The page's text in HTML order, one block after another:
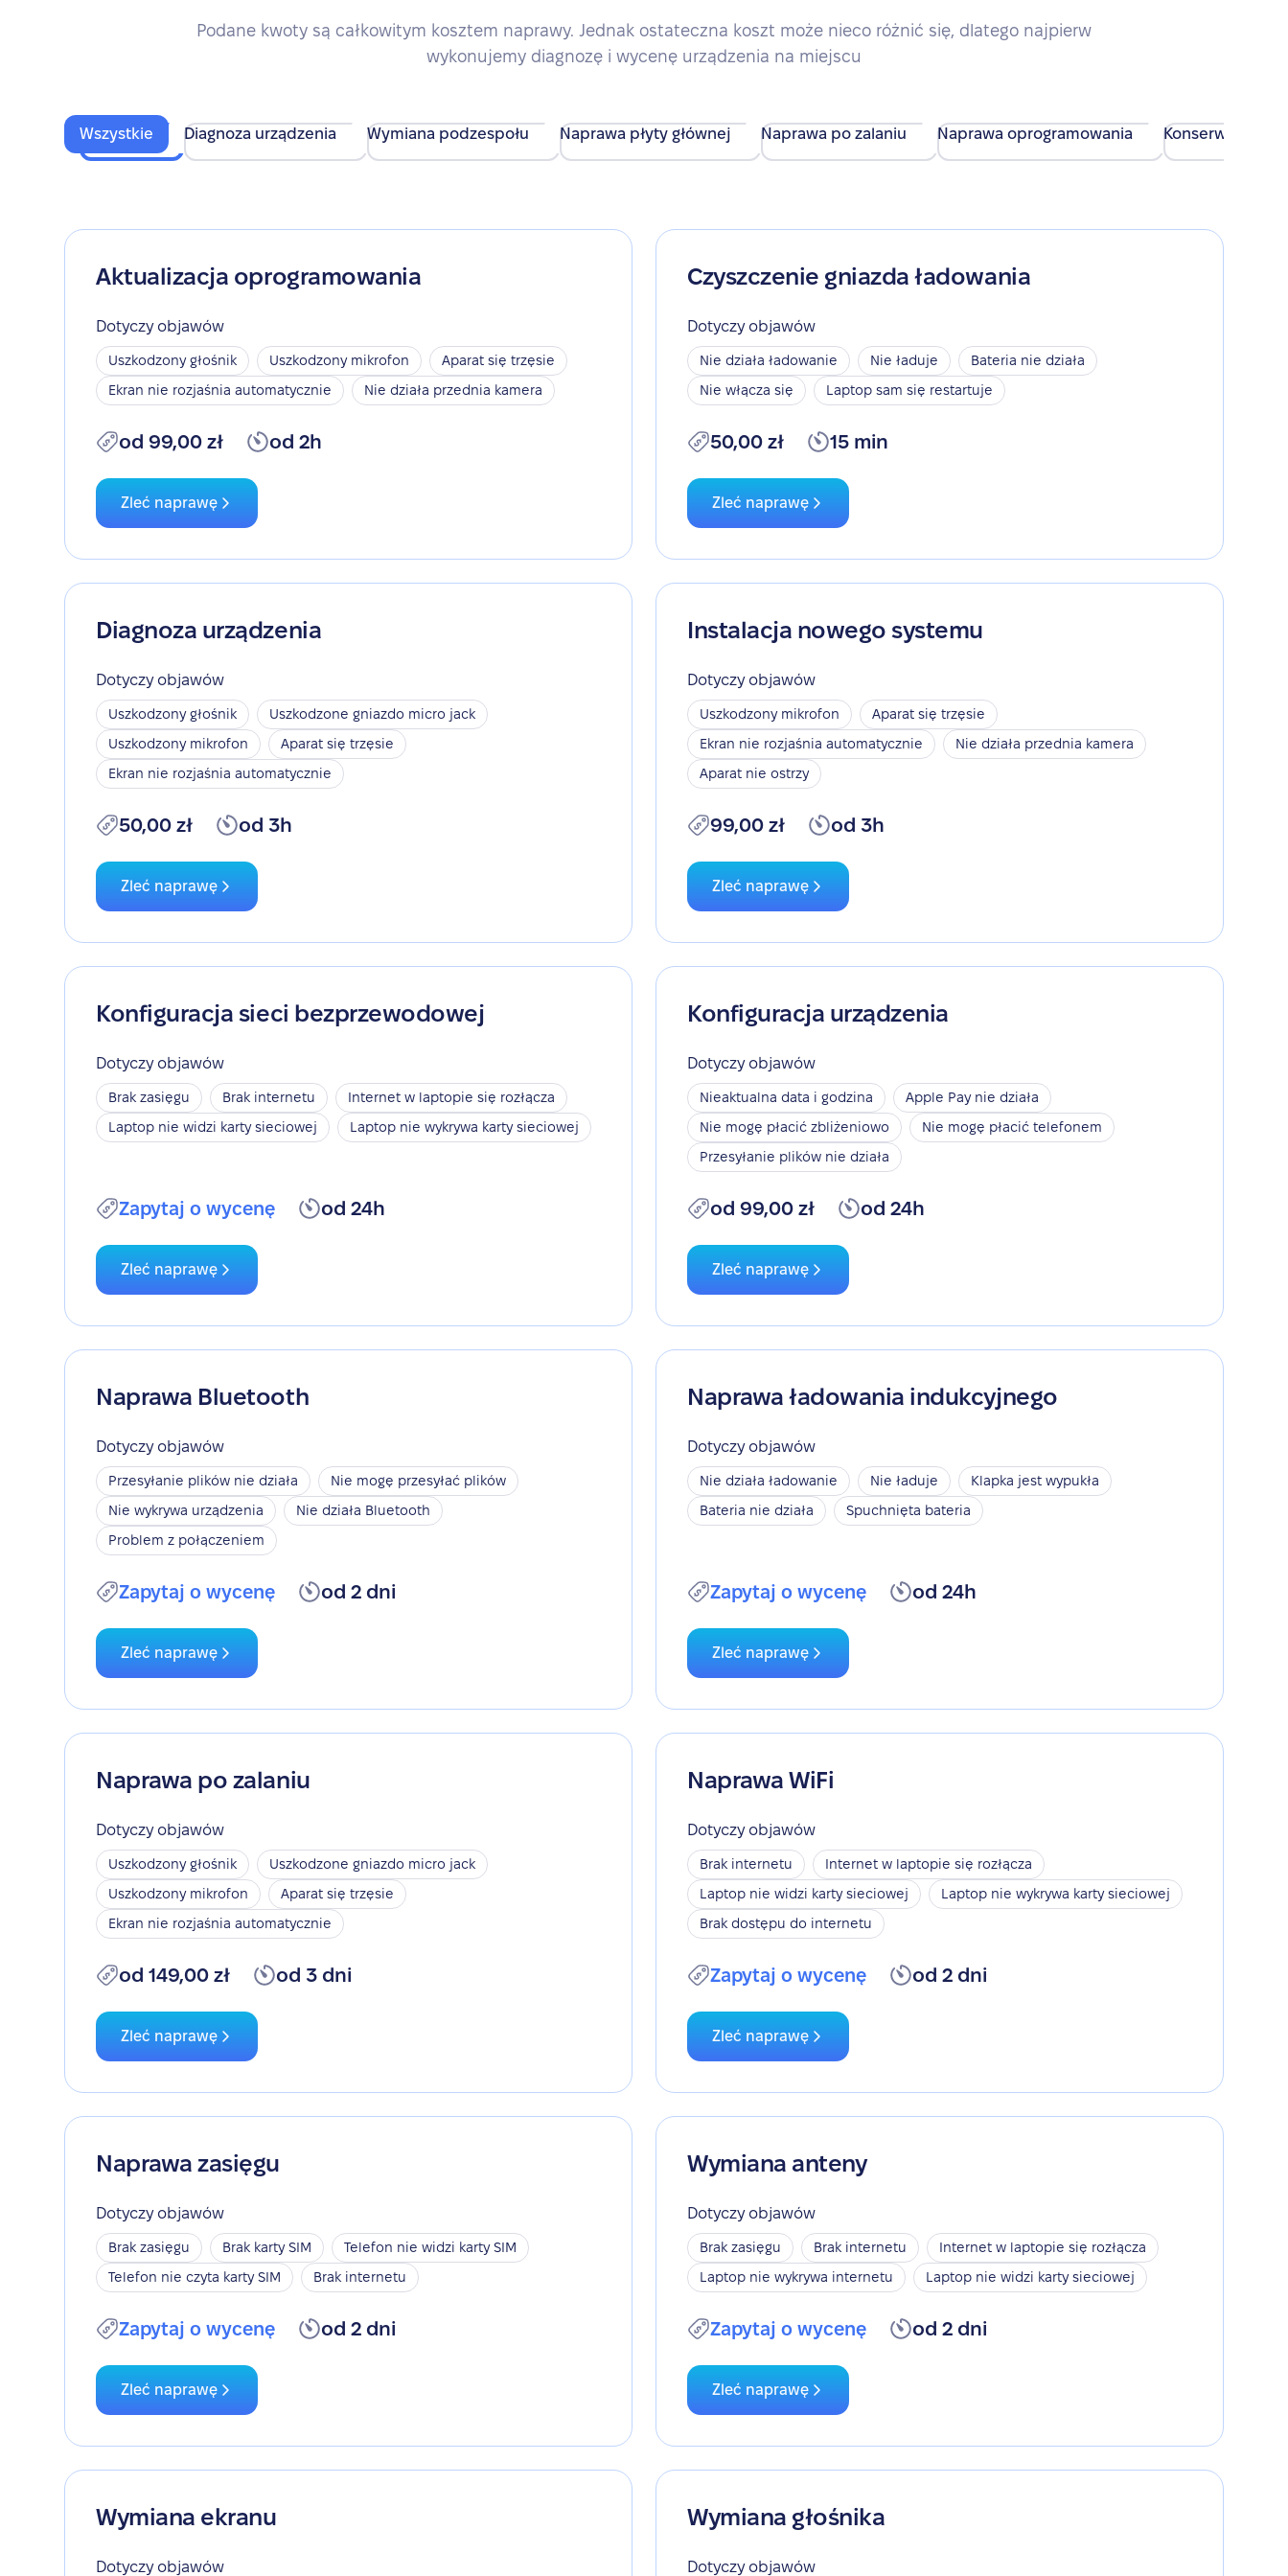
Podane kwoty są całkowitym kosztem naprawy. Jednak ostateczna koszt może nieco różnić się, dlatego najpierw
wykonujemy diagnozę i wycenę urządzenia na miejscu
Wszystkie Diagnoza urządzenia Wymiana podzespołu Naprawa płyty głównej Naprawa po zalaniu Naprawa oprogramowania Konserwacja
Aktualizacja oprogramowania
Dotyczy objawów
Uszkodzony głośnik Uszkodzony mikrofon
Aparat się trzęsie
Ekran nie rozjaśnia automatycznie
Nie działa przednia kamera
od 99,00 zł od 2h
Zleć naprawę
Czyszczenie gniazda ładowania
Dotyczy objawów
Nie działa ładowanie Nie ładuje
Bateria nie działa
Nie włącza się
Laptop sam się restartuje
50,00 zł 15 min
Zleć naprawę
Diagnoza urządzenia
Dotyczy objawów
Uszkodzony głośnik
Uszkodzone gniazdo micro jack
Uszkodzony mikrofon
Aparat się trzęsie
Ekran nie rozjaśnia automatycznie
50,00 zł od 3h
Zleć naprawę
Instalacja nowego systemu
Dotyczy objawów
Uszkodzony mikrofon
Aparat się trzęsie
Ekran nie rozjaśnia automatycznie
Nie działa przednia kamera
Aparat nie ostrzy
99,00 zł od 3h
Zleć naprawę
Konfiguracja sieci bezprzewodowej
Dotyczy objawów
Brak zasięgu Brak internetu
Internet w laptopie się rozłącza
Laptop nie widzi karty sieciowej
Laptop nie wykrywa karty sieciowej
Zapytaj o wycenę od 24h
Zleć naprawę
Konfiguracja urządzenia
Dotyczy objawów
Nieaktualna data i godzina
Apple Pay nie działa
Nie mogę płacić zbliżeniowo
Nie mogę płacić telefonem
Przesyłanie plików nie działa
od 99,00 zł od 24h
Zleć naprawę
Naprawa Bluetooth
Dotyczy objawów
Przesyłanie plików nie działa
Nie mogę przesyłać plików
Nie wykrywa urządzenia
Nie działa Bluetooth
Problem z połączeniem
Zapytaj o wycenę od 2 dni
Zleć naprawę
Naprawa ładowania indukcyjnego
Dotyczy objawów
Nie działa ładowanie Nie ładuje
Klapka jest wypukła
Bateria nie działa
Spuchnięta bateria
Zapytaj o wycenę od 24h
Zleć naprawę
Naprawa po zalaniu
Dotyczy objawów
Uszkodzony głośnik
Uszkodzone gniazdo micro jack
Uszkodzony mikrofon
Aparat się trzęsie
Ekran nie rozjaśnia automatycznie
od 149,00 zł od 3 dni
Zleć naprawę
Naprawa WiFi
Dotyczy objawów
Brak internetu
Internet w laptopie się rozłącza
Laptop nie widzi karty sieciowej
Laptop nie wykrywa karty sieciowej
Brak dostępu do internetu
Zapytaj o wycenę od 2 dni
Zleć naprawę
Naprawa zasięgu
Dotyczy objawów
Brak zasięgu Brak karty SIM
Telefon nie widzi karty SIM
Telefon nie czyta karty SIM
Brak internetu
Zapytaj o wycenę od 2 dni
Zleć naprawę
Wymiana anteny
Dotyczy objawów
Brak zasięgu Brak internetu
Internet w laptopie się rozłącza
Laptop nie wykrywa internetu
Laptop nie widzi karty sieciowej
Zapytaj o wycenę od 2 dni
Zleć naprawę
Wymiana ekranu
Dotyczy objawów
Wymiana głośnika
Dotyczy objawów